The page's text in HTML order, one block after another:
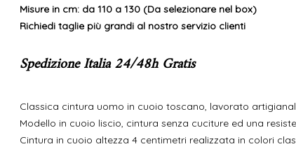
Misure in cm: da 110 a 130 (Da selezionare nel box)
Richiedi taglie più grandi al nostro servizio clienti
Spedizione Italia 24/48h Gratis
Classica cintura uomo in cuoio toscano, lavorato
Modello in cuoio liscio, cintura senza cuciture ed una
Cintura in cuoio altezza 4 centimetri realizzata in colori